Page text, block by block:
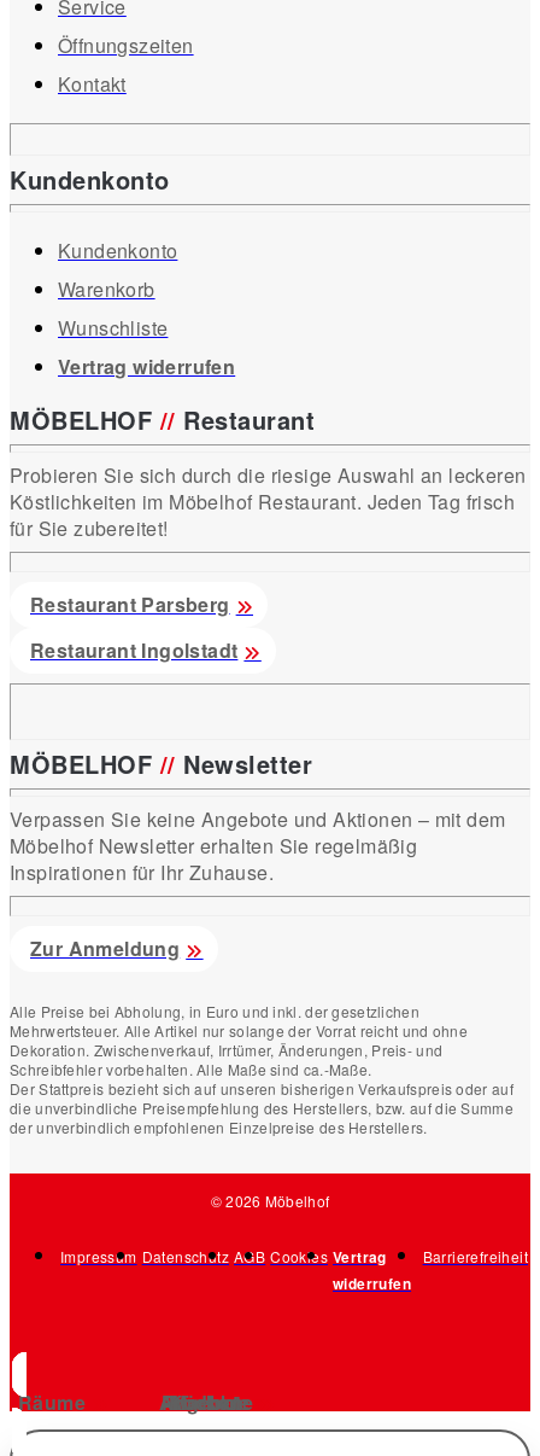
Räume Produkte
Marken
Küchen
Angebote
Service
Öffnungszeiten
Kontakt
Kundenkonto
Kundenkonto
Warenkorb
Wunschliste
Vertrag widerrufen
MÖBELHOF// Restaurant
Probieren Sie sich durch die riesige Auswahl an leckeren
Köstlichkeiten im Möbelhof Restaurant. Jeden Tag frisch
für Sie zubereitet!
Restaurant Parsberg
Restaurant Ingolstadt
MÖBELHOF// Newsletter
Verpassen Sie keine Angebote und Aktionen – mit dem
Möbelhof Newsletter erhalten Sie regelmäßig
Inspirationen für Ihr Zuhause.
Zur Anmeldung
Alle Preise bei Abholung, in Euro und inkl. der gesetzlichen
Mehrwertsteuer. Alle Artikel nur solange der Vorrat reicht und ohne
Dekoration. Zwischenverkauf, Irrtümer, Änderungen, Preis- und
Schreibfehler vorbehalten. Alle Maße sind ca.-Maße.
Der Stattpreis bezieht sich auf unseren bisherigen Verkaufspreis oder auf
die unverbindliche Preisempfehlung des Herstellers, bzw. auf die Summe
der unverbindlich empfohlenen Einzelpreise des Herstellers.
© 2026 Möbelhof
Impressum Datenschutz AGB Cookies Vertrag
widerrufen
Barrierefreiheit